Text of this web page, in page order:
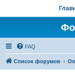
FAQ
Список форумов